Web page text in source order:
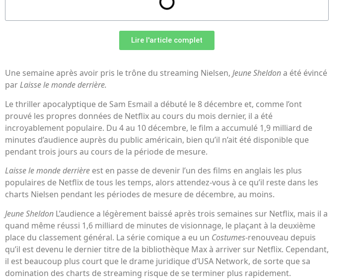
Lire l'article complet
Une semaine après avoir pris le trône du streaming Nielsen, Jeune Sheldona été évincé
parLaisse le monde derrière.
Le thriller apocalyptique de Sam Esmail a débuté le 8 décembre et, comme l’ont
prouvé les propres données de Netflix au cours du mois dernier, il a été
incroyablement populaire. Du 4 au 10 décembre, le film a accumulé 1,9 milliard de
minutes d’audience auprès du public américain, bien qu’il n’ait été disponible que
pendant trois jours au cours de la période de mesure.
Laisse le monde derrière est en passe de devenir l’un des films en anglais les plus
populaires de Netflix de tous les temps, alors attendez-vous à ce qu’il reste dans les
charts Nielsen pendant les périodes de mesure de décembre, au moins.
Jeune Sheldon L’audience a légèrement baissé après trois semaines sur Netflix, mais il a
quand même réussi 1,6 milliard de minutes de visionnage, le plaçant à la deuxième
place du classement général. La série comique a eu un Costumes-renouveau depuis
qu’il est devenu le dernier titre de la bibliothèque Max à arriver sur Netflix. Cependant,
il est beaucoup plus court que le drame juridique d’USA Network, de sorte que sa
domination des charts de streaming risque de se terminer plus rapidement.